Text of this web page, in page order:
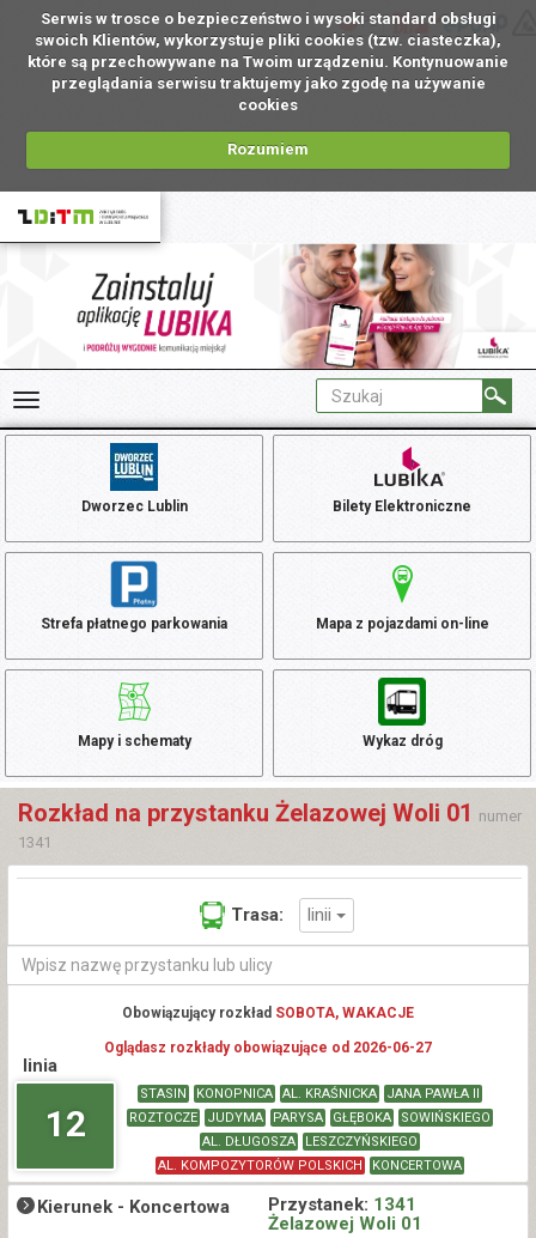
Serwis w trosce o bezpieczeństwo i wysoki standard obsługi
swoich Klientów, wykorzystuje pliki cookies (tzw. ciasteczka),
które są przechowywane na Twoim urządzeniu. Kontynuowanie
przeglądania serwisu traktujemy jako zgodę na używanie
cookies
Rozumiem
PL
Dworzec Lublin Bilety Elektroniczne
Strefa płatnego parkowania Mapa z pojazdami on-line
Mapy i schematy Wykaz dróg
Rozkład na przystanku Żelazowej Woli 01
numer
1341
Trasa: linii
Obowiązujący rozkład SOBOTA, WAKACJE
Oglądasz rozkłady obowiązujące od 2026-06-27
linia
12
STASIN KONOPNICA AL. KRAŚNICKA
JANA PAWŁA II
ROZTOCZE
JUDYMA PARYSA GŁĘBOKA
SOWIŃSKIEGO
AL. DŁUGOSZA
LESZCZYŃSKIEGO
AL. KOMPOZYTORÓW POLSKICH
KONCERTOWA
Kierunek - Koncertowa Przystanek: 1341
Żelazowej Woli 01